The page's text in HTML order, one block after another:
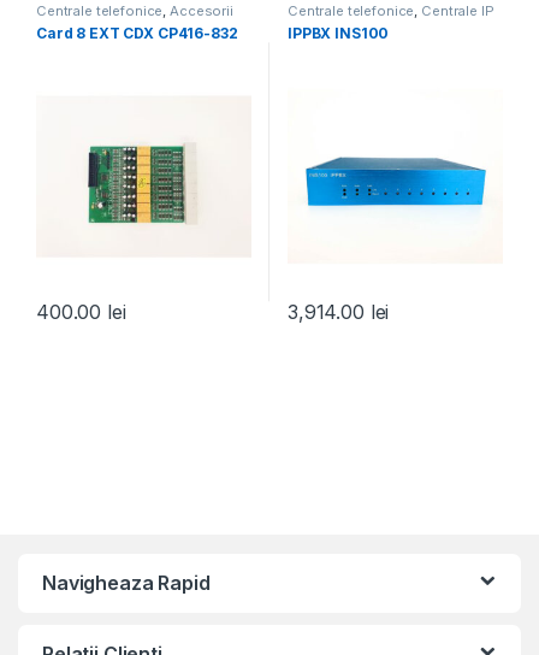
Centrale telefonice Accesorii
Card 8 EXT CDX CP416-832
400.00 lei
Centrale telefonice Centrale IP
IPPBX INS100
3,914.00 lei
Navigheaza Rapid